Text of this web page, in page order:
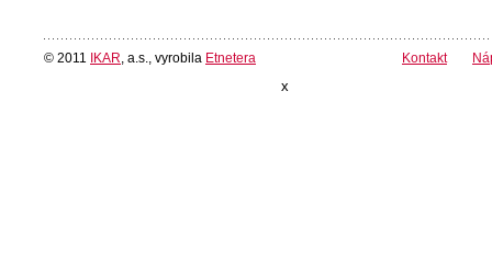
© 2011 IKAR , a.s., vyrobila Etnetera Kontakt
x